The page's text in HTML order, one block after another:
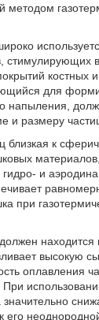
методом
стимулирующих
костных
для
напыления,
и размеру
к
гидро- и
при
находится
высокую
оплавления
его